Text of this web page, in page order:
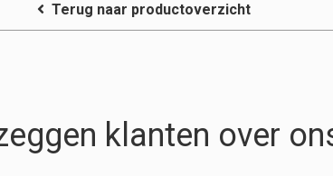
Terug naar productoverzicht
klanten over